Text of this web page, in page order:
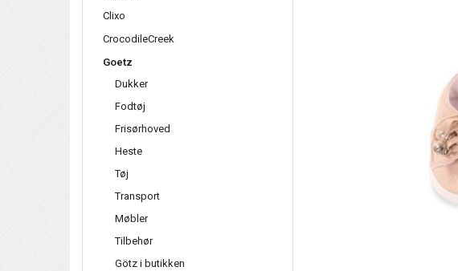
Clixo
CrocodileCreek
Goetz
Dukker
Fodtøj
Frisørhoved
Heste
Tøj
Transport
Møbler
Tilbehør
Götz i butikken